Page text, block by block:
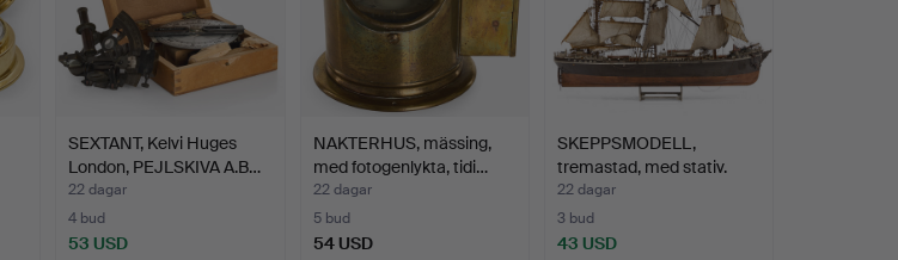
SEXTANT, Kelvi Huges
London, PEJLSKIVA A.B…
22 dagar
4 bud
53 USD
NAKTERHUS, mässing,
med fotogenlykta, tidi…
22 dagar
5 bud
54 USD
SKEPPSMODELL,
tremastad, med stativ.
22 dagar
3 bud
43 USD